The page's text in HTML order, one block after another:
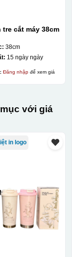
tre cắt máy 38cm
38cm
15 ngày ngày
Đăng nhậpđể xem giá
với giá
in logo